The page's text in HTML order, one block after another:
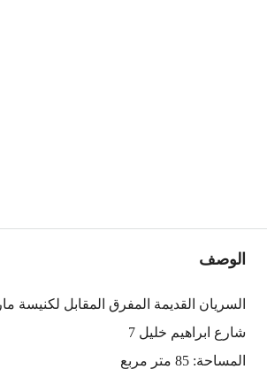
الوصف
السريان القديمة المفرق المقابل لكنيسة
شارع ابراهيم خليل 7
المساحة: 85 متر مربع